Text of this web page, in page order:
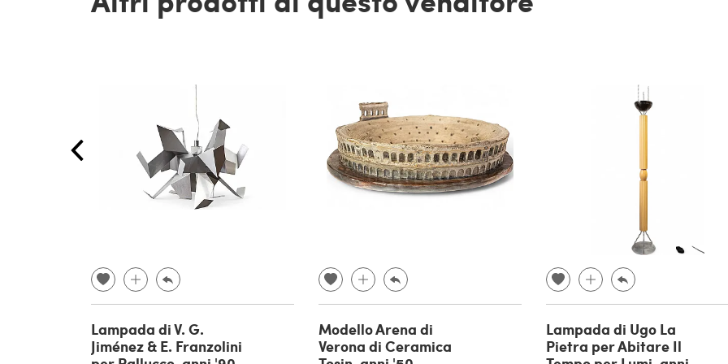
Lampada di V. G.
Jiménez & E. Franzolini
Modello Arena di
Verona di Ceramica
Lampada di Ugo La
Pietra per Abitare Il